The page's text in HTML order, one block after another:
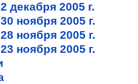
декабря 2005 г.
ноября 2005 г.
ноября 2005 г.
ноября 2005 г.